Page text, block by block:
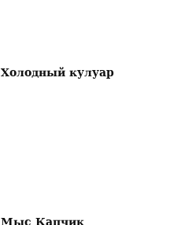
Холодный кулуар
Мыс Капчик